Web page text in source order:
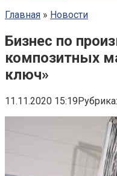
Главная » Новости
Бизнес по
композитных
ключ»
11.11.2020 15:19Рубрика: